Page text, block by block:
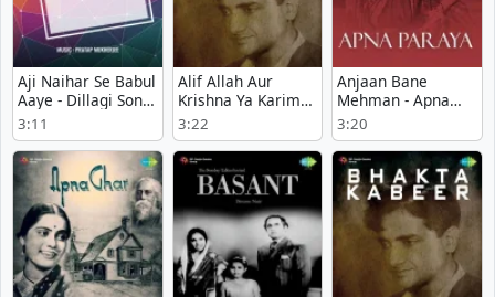
Aji Naihar Se Babul
Aaye - Dillagi Song
Mp3 Download
3:11
Alif Allah Aur
Krishna Ya Karim
Kaho - Bhakta
Kabeer Latest Song
Download
3:22
Anjaan Bane
Mehman - Apna
Paraya MP3 Song
Download
3:20